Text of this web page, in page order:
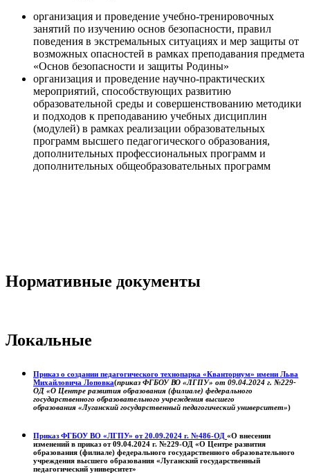
организация и проведение учебно-тренировочных
занятий по изучению основ безопасности, правил
поведения в экстремальных ситуациях и мер защиты от
возможных опасностей в рамках преподавания предмета
«Основ безопасности и защиты Родины»
организация и проведение научно-практических
мероприятий, способствующих развитию
образовательной среды и совершенствованию методики
и подходов к преподаванию учебных дисциплин
(модулей) в рамках реализации образовательных
программ высшего педагогического образования,
дополнительных профессиональных программ и
дополнительных общеобразовательных программ
Нормативные документы
Локальные
Приказ о создании педагогического технопарка «Кванториум» имени Льва
Михайловича Лоповка(приказ ФГБОУ ВО «ЛГПУ» от 09.04.2024 г. №229-
ОД «О Центре развития образования (филиале) федерального
государственного образовательного учреждения высшего
образования «Луганский государственный педагогический университет»)
Приказ ФГБОУ ВО «ЛГПУ» от 20.09.2024 г. №486-ОД «О внесении
изменений в приказ от 09.04.2024 г. №229-ОД «О Центре развития
образования (филиале) федерального государственного образовательного
учреждения высшего образования «Луганский государственный
педагогический университет»